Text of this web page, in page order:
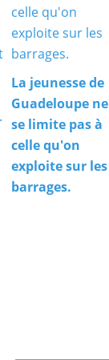
La jeunesse de
Guadeloupe ne
se limite pas à
celle qu'on
exploite sur les
barrages.